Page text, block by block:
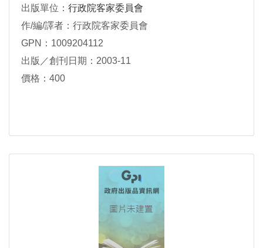
出版單位： 行政院客家委員會
作/編/譯者：行政院客家委員會
GPN：1009204112
出版／創刊日期：2003-11
價格：400